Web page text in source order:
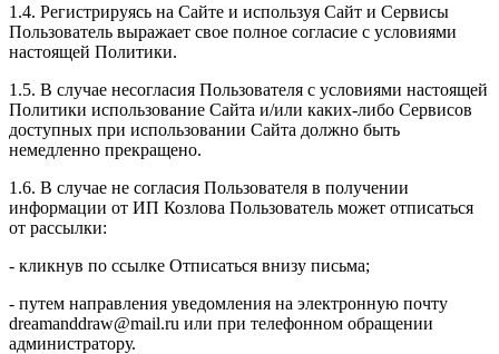
1.4. Регистрируясь на Сайте и используя Сайт и Сервисы
Пользователь выражает свое полное согласие с условиями
настоящей Политики.
1.5. В случае несогласия Пользователя с условиями настоящей
Политики использование Сайта и/или каких-либо Сервисов
доступных при использовании Сайта должно быть
немедленно прекращено.
1.6. В случае не согласия Пользователя в получении
информации от ИП Козлова Пользователь может отписаться
от рассылки:
- кликнув по ссылке Отписаться внизу письма;
- путем направления уведомления на электронную почту
dreamanddraw@mail.ru или при телефонном обращении
администратору.